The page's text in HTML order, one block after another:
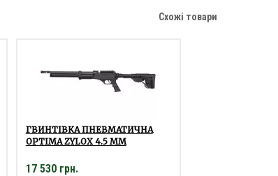
Схожі товари
ГВИНТІВКА ПНЕВМАТИЧНА
OPTIMA ZYLOX 4.5 ММ
17 530 грн.